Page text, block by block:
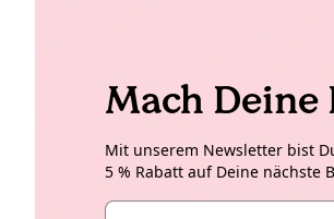
Mach
Mit unserem Newsletter bist
5 % Rabatt auf Deine nächste